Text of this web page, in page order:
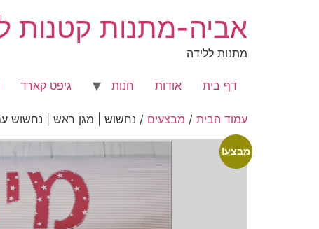
אביה-מתנות קטנות
מתנות ללידה
דף בית אודות חנות גיפט קארד
עמוד הבית / מבצעים / נחשוש | מגן ראש | נחשוש
מבצע!